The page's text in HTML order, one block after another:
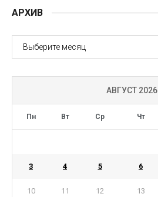
АРХИВ
АРХИВ
АВГУСТ 2026
Пн Вт Ср Чт
3 4 5 6
10 11 12 13